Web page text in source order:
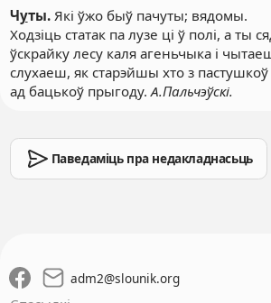
Чуты.Які ўжо быў пачуты; вядомы.
Ходзіць статак па лузе ці ў полі, а ты
ўскрайку лесу каля агеньчыка і
слухаеш, як старэйшы хто з пастушкоў
ад бацькоў прыгоду.А.Пальчэўскі.
Паведаміць пра недакладнасьць
adm2@slounik.org